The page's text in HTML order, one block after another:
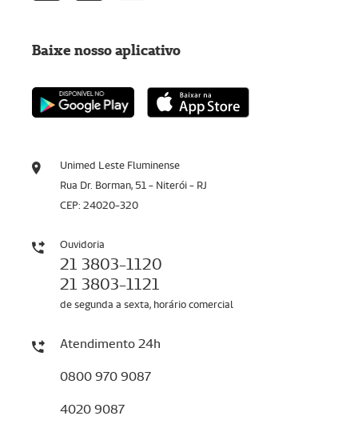
Unimed Leste Fluminense
Rua Dr. Borman, 51 - Niterói - RJ
CEP: 24020-320
Ouvidoria
21 3803-1120
21 3803-1121
de segunda a sexta, horário comercial
Atendimento 24h
0800 970 9087
4020 9087
Baixe nosso aplicativo